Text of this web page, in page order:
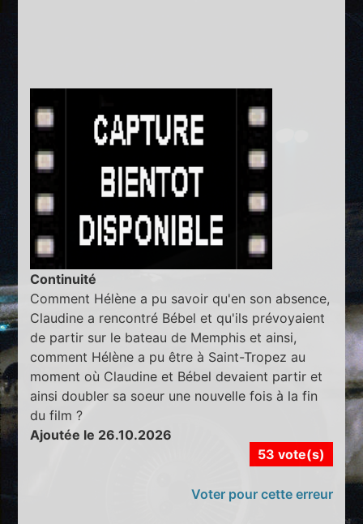
Continuité
Comment Hélène a pu savoir qu'en son absence,
Claudine a rencontré Bébel et qu'ils prévoyaient
de partir sur le bateau de Memphis et ainsi,
comment Hélène a pu être à Saint-Tropez au
moment où Claudine et Bébel devaient partir et
ainsi doubler sa soeur une nouvelle fois à la fin
du film ?
Ajoutée le 26.10.2026
53 vote(s)
Voter pour cette erreur